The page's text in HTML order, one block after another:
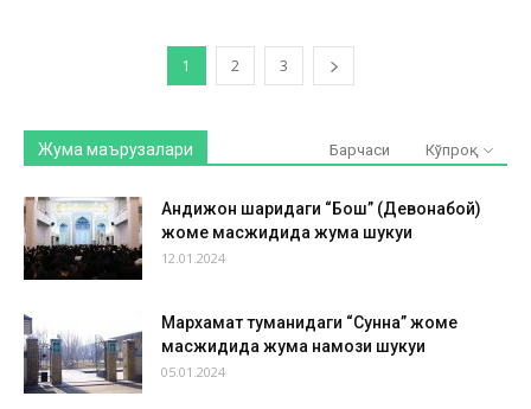
1 2 3
Жума маърузалари Барчаси Кўпроқ
Андижон шаҳридаги “Бош” (Девонабой)
жоме масжидида жума шукуҳи
12.01.2024
Мархамат туманидаги “Сунна” жоме
масжидида жума намози шукуҳи
05.01.2024